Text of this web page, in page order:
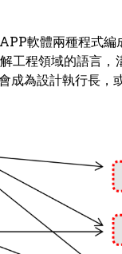
軟體兩種程式
程領域的語言
為設計執行長，